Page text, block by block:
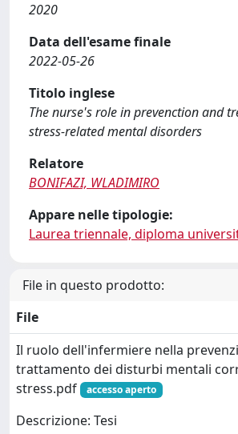
2020
Data dell'esame finale
2022-05-26
Titolo inglese
The nurse's role in prevenction and
stress-related mental disorders
Relatore
BONIFAZI, WLADIMIRO
Appare nelle tipologie:
Laurea triennale, diploma
File in questo prodotto:
File
Il ruolo dell'infermiere nella
trattamento dei disturbi mentali
stress.pdf
accesso aperto
Descrizione: Tesi